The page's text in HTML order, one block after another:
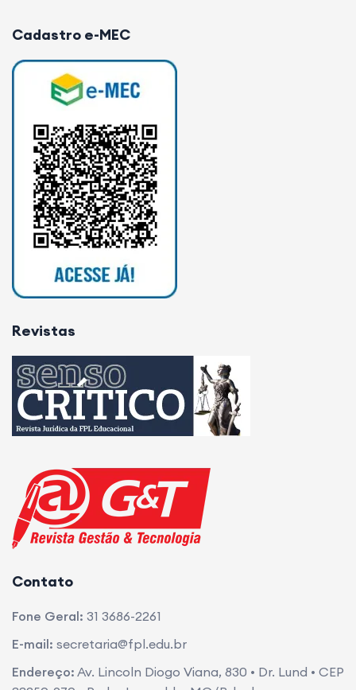
Cadastro e-MEC
Revistas
Contato
Fone Geral: 31 3686-2261
E-mail: secretaria@fpl.edu.br
Endereço: Av. Lincoln Diogo Viana, 830 • Dr. Lund • CEP